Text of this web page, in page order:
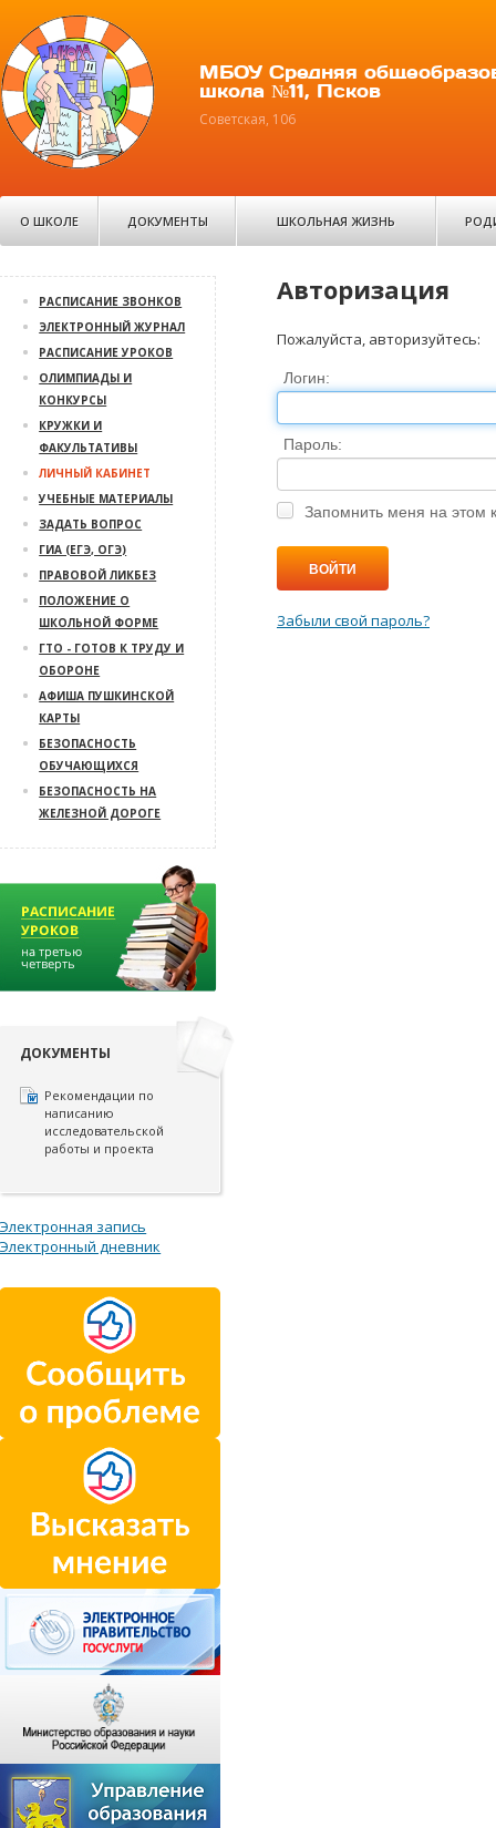
МБОУ Средняя
школа №11, Псков
Советская, 106
О ШКОЛЕ ДОКУМЕНТЫ ШКОЛЬНАЯ ЖИЗНЬ
Авторизация
Пожалуйста, авторизуйтесь:
Логин:
Пароль:
Запомнить меня на этом
ВОЙТИ
Забыли свой пароль?
РАСПИСАНИЕ ЗВОНКОВ
ЭЛЕКТРОННЫЙ ЖУРНАЛ
РАСПИСАНИЕ УРОКОВ
ОЛИМПИАДЫ И
КОНКУРСЫ
КРУЖКИ И
ФАКУЛЬТАТИВЫ
ЛИЧНЫЙ КАБИНЕТ
УЧЕБНЫЕ МАТЕРИАЛЫ
ЗАДАТЬ ВОПРОС
ГИА (ЕГЭ, ОГЭ)
ПРАВОВОЙ ЛИКБЕЗ
ПОЛОЖЕНИЕ О
ШКОЛЬНОЙ ФОРМЕ
ГТО - ГОТОВ К ТРУДУ И
ОБОРОНЕ
АФИША ПУШКИНСКОЙ
КАРТЫ
БЕЗОПАСНОСТЬ
ОБУЧАЮЩИХСЯ
БЕЗОПАСНОСТЬ НА
ЖЕЛЕЗНОЙ ДОРОГЕ
ДОКУМЕНТЫ
Рекомендации по
написанию
исследовательской
работы и проекта
Электронная запись
Электронный дневник